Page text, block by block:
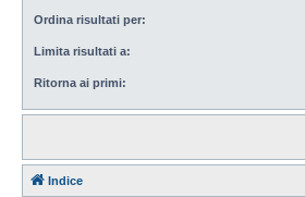
Ordina risultati per:
Limita risultati a:
Ritorna ai primi:
Indice